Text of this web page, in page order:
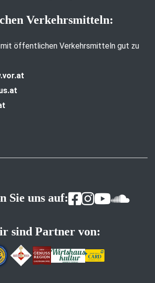
Verkehrsmitteln:
öffentlichen Verkehrsmitteln gut zu
Sie uns auf:
sind Partner von: